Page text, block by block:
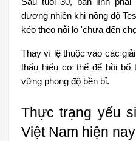
Sau tuổi 30, bản lĩnh phái
đương nhiên khi nồng độ
kéo theo nỗi lo 'chưa đến
Thay vì lệ thuộc vào các
thấu hiểu cơ thể để bồi
vững phong độ bền bỉ.
Thực trạng yếu
Việt Nam hiện nay